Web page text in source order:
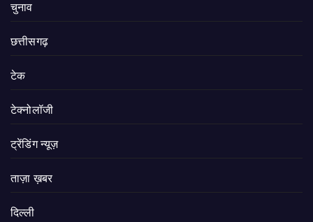
चुनाव
छत्तीसगढ़
टेक
टेक्नोलॉजी
ट्रेंडिंग न्यूज़
ताज़ा ख़बर
दिल्ली